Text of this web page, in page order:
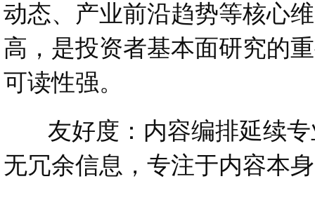
动态、产业前沿趋势等核心
高，是投资者基本面研究的
可读性强。
友好度：内容编排延续专
无冗余信息，专注于内容本